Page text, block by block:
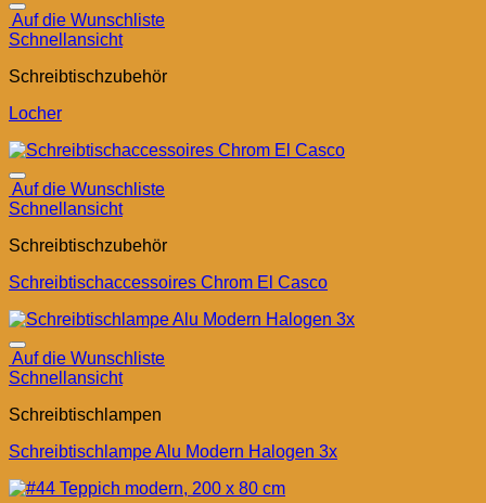
Auf die Wunschliste
Schnellansicht
Schreibtischzubehör
Locher
Auf die Wunschliste
Schnellansicht
Schreibtischzubehör
Schreibtischaccessoires Chrom El Casco
Auf die Wunschliste
Schnellansicht
Schreibtischlampen
Schreibtischlampe Alu Modern Halogen 3x